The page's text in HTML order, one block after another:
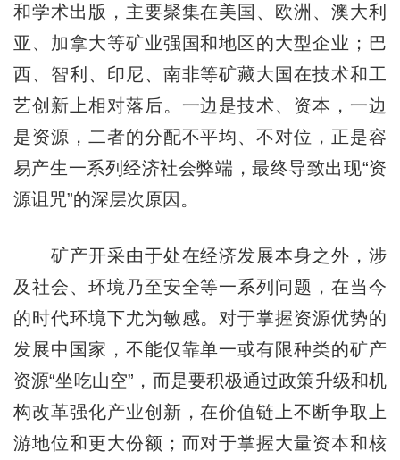
和学术出版，主要聚集在美国、欧洲、澳大利
亚、加拿大等矿业强国和地区的大型企业；巴
西、智利、印尼、南非等矿藏大国在技术和工
艺创新上相对落后。一边是技术、资本，一边
是资源，二者的分配不平均、不对位，正是容
易产生一系列经济社会弊端，最终导致出现“资
源诅咒”的深层次原因。
矿产开采由于处在经济发展本身之外，涉
及社会、环境乃至安全等一系列问题，在当今
的时代环境下尤为敏感。对于掌握资源优势的
发展中国家，不能仅靠单一或有限种类的矿产
资源“坐吃山空”，而是要积极通过政策升级和机
构改革强化产业创新，在价值链上不断争取上
游地位和更大份额；而对于掌握大量资本和核